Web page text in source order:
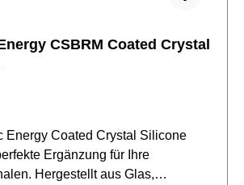
CSBRM Coated Crystal
Energy Coated Crystal Silicone
Ergänzung für Ihre
Hergestellt aus Glas,